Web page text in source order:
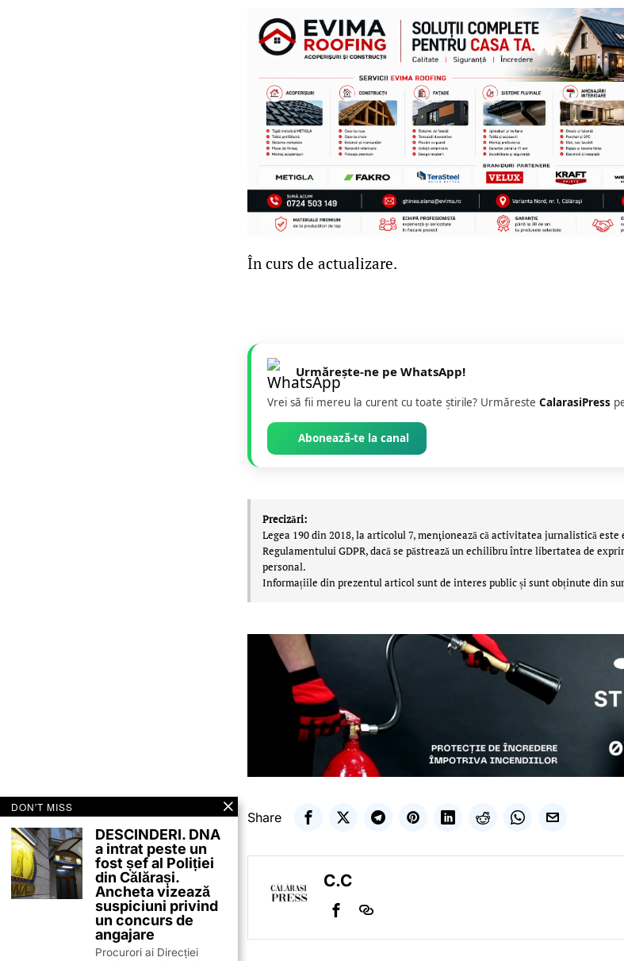
În curs de actualizare.
Urmărește-ne pe WhatsApp!
Vrei să fii mereu la curent cu toate știrile? Urmăreste CalarasiPress
Abonează-te la canal
Precizări:
Legea 190 din 2018, la articolul 7, menţionează că activitatea jurnalistică
Regulamentului GDPR, dacă se păstrează un echilibru între libertatea de
personal.
Informațiile din prezentul articol sunt de interes public și sunt obținute din
Share
C.C
DON'T MISS
DESCINDERI. DNA
a intrat peste un
fost șef al Poliției
din Călărași.
Ancheta vizează
suspiciuni privind
un concurs de
angajare
Procurori ai Direcției